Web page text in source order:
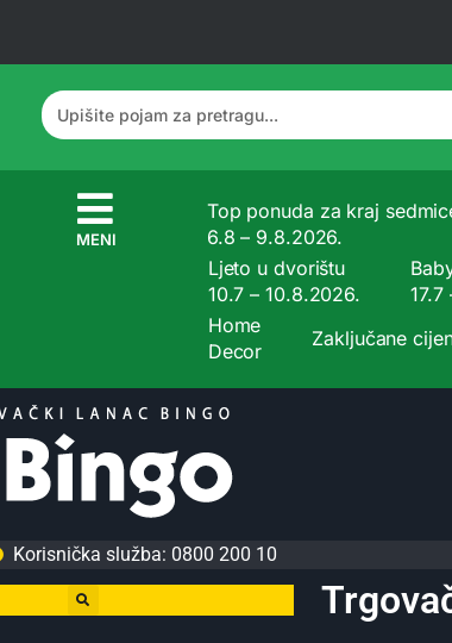
MENI
Top ponuda za kraj
6.8 – 9.8.2026.
Ljeto u dvorištu
10.7 – 10.8.2026.
Home
Decor
Zaključane
Korisnička služba: 0800 200 10